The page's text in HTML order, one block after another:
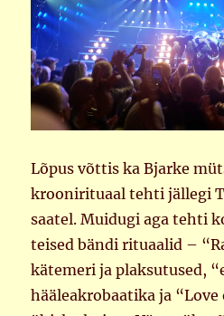
Lõpus võttis ka Bjarke
kroonirituaal tehti jällegi
saatel. Muidugi aga tehti
teised bändi rituaalid –
kätemeri ja plaksutused,
hääleakrobaatika ja “Love